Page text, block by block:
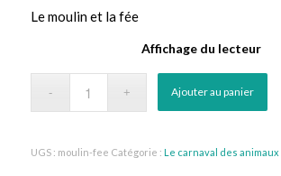
Le moulin et la fée
Affichage du lecteur
Ajouter au panier
UGS : moulin-fee Catégorie : Le carnaval des animaux